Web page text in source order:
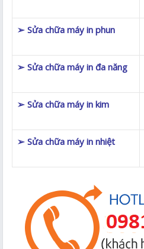
➢ Sửa chữa máy in phun
➢ Sửa chữa máy in đa năng
➢ Sửa chữa máy in kim
➢ Sửa chữa máy in nhiệt